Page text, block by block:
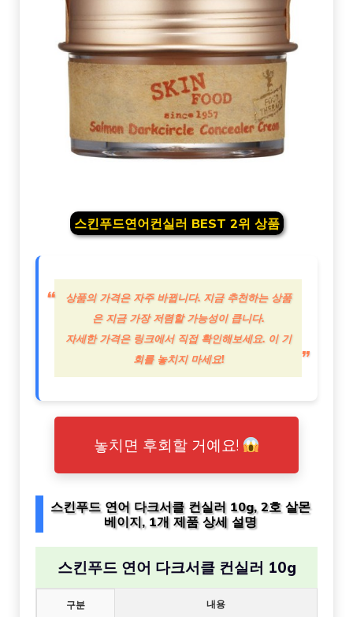
스킨푸드연어컨실러 BEST 2위 상품
상품의 가격은 자주 바뀝니다. 지금 추천하는 상품
은 지금 가장 저렴할 가능성이 큽니다.
자세한 가격은 링크에서 직접 확인해보세요. 이 기
회를 놓치지 마세요!
놓치면 후회할 거예요!
스킨푸드 연어 다크서클 컨실러 10g, 2호 살몬
베이지, 1개 제품 상세 설명
스킨푸드 연어 다크서클 컨실러 10g
구분 내용